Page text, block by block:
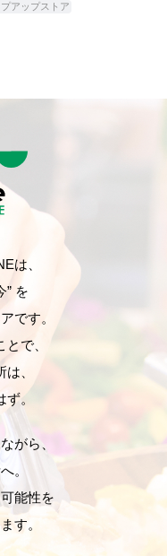
アップストア
は、
” を
です。
で、
、
。
がら、
。
能性を
す。